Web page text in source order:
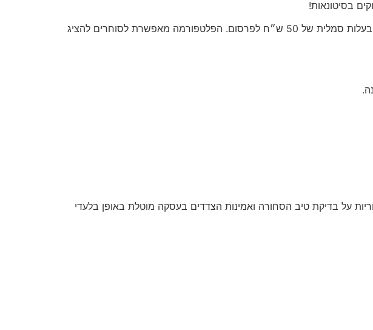
בסיטונאות!
סיטי סטוק הוא אתר ייעודי לפרסום סטוקים ומלאי עסקי בכמויות גדולות, ללא עמלות וללא תיווך בעלות סמלית של 50 ש״ח לפרסום. הפלטפורמה מאפשרת לסוחרים להציג
על בדיקת טיב הסחורה ואמינות הצדדים בעסקה מוטלת באופן בלעדי